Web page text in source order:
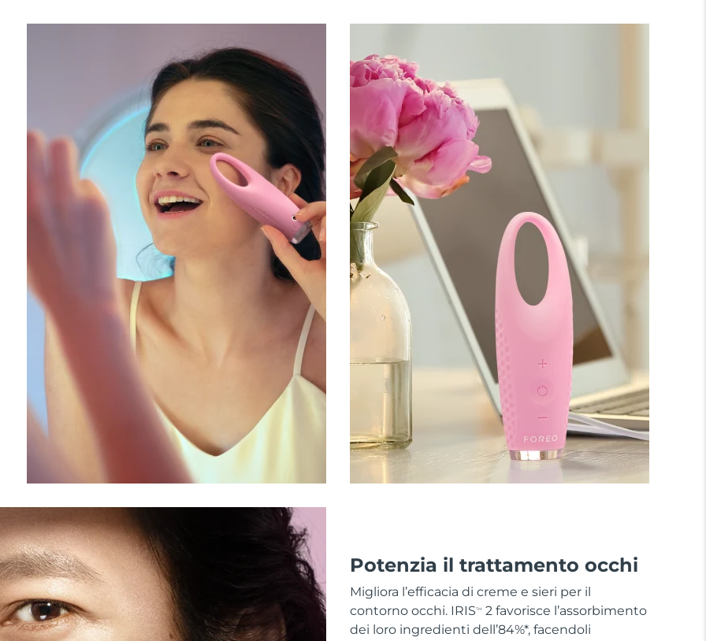
Potenzia il trattamento occhi
Migliora l’efficacia di creme e sieri per il
contorno occhi. IRISTM
2 favorisce l’assorbimento
dei loro ingredienti dell’84%*, facendoli